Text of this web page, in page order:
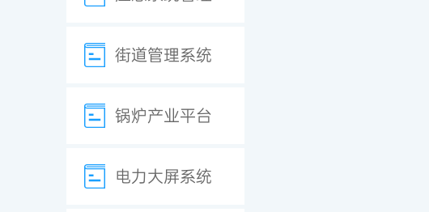
街道管理系统
锅炉产业平台
电力大屏系统